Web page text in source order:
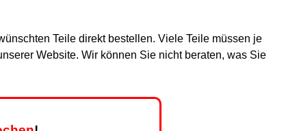
Teile direkt bestellen. Viele Teile müssen je
Website. Wir können Sie nicht beraten, was Sie